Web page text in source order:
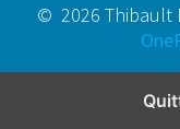
© 2026 Thibault